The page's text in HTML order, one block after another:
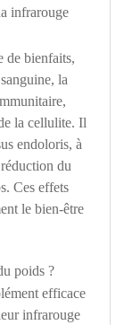
infrarouge
de bienfaits,
la
la cellulite. Il
endoloris, à
du
Ces effets
le bien-être
poids ?
efficace
infrarouge